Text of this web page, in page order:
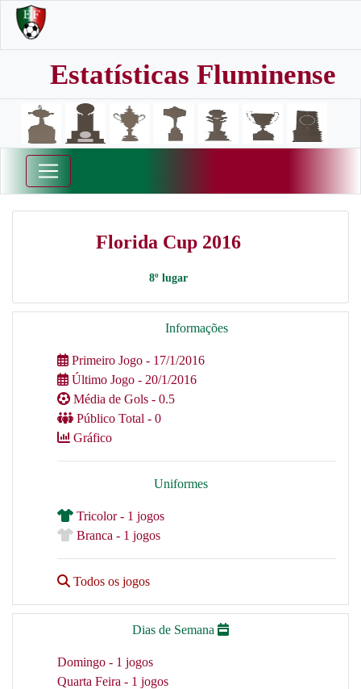
Estatísticas Fluminense
Florida Cup 2016
8º lugar
Informações
Primeiro Jogo - 17/1/2016
Último Jogo - 20/1/2016
Média de Gols - 0.5
Público Total - 0
Gráfico
Uniformes
Tricolor - 1 jogos
Branca - 1 jogos
Todos os jogos
Dias de Semana
Domingo - 1 jogos
Quarta Feira - 1 jogos